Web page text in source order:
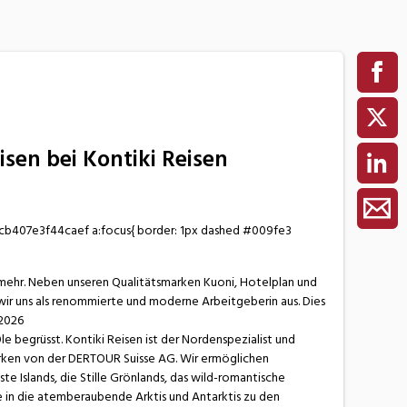
bei Kontiki Reisen
a:focus{ border: 1px dashed #009fe3
Neben unseren Qualitätsmarken Kuoni, Hotelplan und
uns als renommierte und moderne Arbeitgeberin aus. Dies
begrüsst. Kontiki Reisen ist der Nordenspezialist und
von der DERTOUR Suisse AG. Wir ermöglichen
Islands, die Stille Grönlands, das wild-romantische
die atemberaubende Arktis und Antarktis zu den